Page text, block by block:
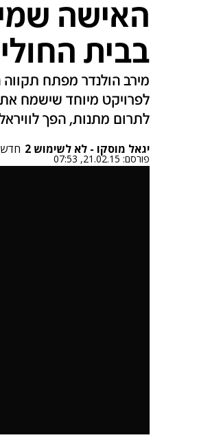
האישה
בבית
מירב הולנדר מפתח
לפרויקט מיוחד שישמח
לתרום מתנות, הפך
יגאל מוסקו - לא לשימוש 2
פורסם: 21.02.15, 07:53